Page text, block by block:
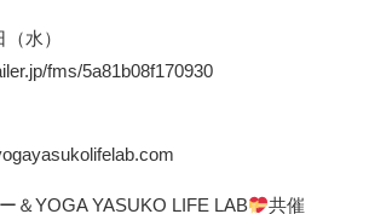
水）
fms/5a81b08f170930
＆YOGA YASUKO LIFE LAB
共催